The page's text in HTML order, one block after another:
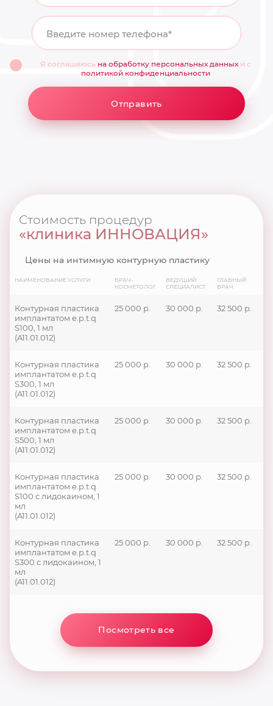
Введите номер телефона*
Я соглашаюсь на обработку персональных данных и с
политикой конфиденциальности
Отправить
Стоимость процедур
«клиника ИННОВАЦИЯ»
Цены на интимную контурную пластику
НАИМЕНОВАНИЕ УСЛУГИ
ВРАЧ-
КОСМЕТОЛОГ
ВЕДУЩИЙ
СПЕЦИАЛИСТ
ГЛАВНЫЙ
ВРАЧ
Контурная пластика
имплантатом e.p.t.q
S100, 1 мл
(A11.01.012)
25 000 р. 30 000 р. 32 500 р.
Контурная пластика
имплантатом e.p.t.q
S300, 1 мл
(A11.01.012)
25 000 р. 30 000 р. 32 500 р.
Контурная пластика
имплантатом e.p.t.q
S500, 1 мл
(A11.01.012)
25 000 р. 30 000 р. 32 500 р.
Контурная пластика
имплантатом e.p.t.q
S100 с лидокаином, 1
мл
(A11.01.012)
25 000 р. 30 000 р. 32 500 р.
Контурная пластика
имплантатом e.p.t.q
S300 с лидокаином, 1
мл
(A11.01.012)
25 000 р. 30 000 р. 32 500 р.
Посмотреть все